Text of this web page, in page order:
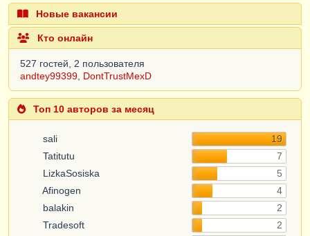
Новые вакансии
Кто онлайн
527 гостей, 2 пользователя
andtey99399 DontTrustMexD
Топ 10 авторов за месяц
sali
19
Tatitutu
7
LizkaSosiska
5
Afinogen
4
balakin
2
Tradesoft
2